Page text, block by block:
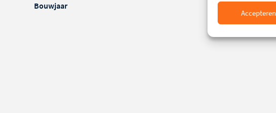
Accepteren
Bouwjaar
2023